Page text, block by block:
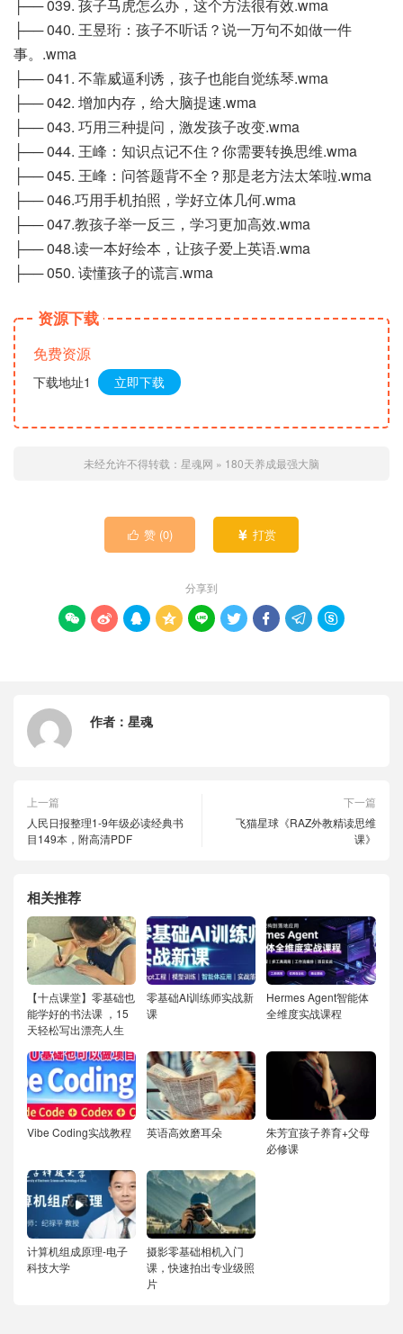
├── 039. 孩子马虎怎么办，这个方法很有效.wma
├── 040. 王昱珩：孩子不听话？说一万句不如做一件
事。.wma
├── 041. 不靠威逼利诱，孩子也能自觉练琴.wma
├── 042. 增加内存，给大脑提速.wma
├── 043. 巧用三种提问，激发孩子改变.wma
├── 044. 王峰：知识点记不住？你需要转换思维.wma
├── 045. 王峰：问答题背不全？那是老方法太笨啦.wma
├── 046.巧用手机拍照，学好立体几何.wma
├── 047.教孩子举一反三，学习更加高效.wma
├── 048.读一本好绘本，让孩子爱上英语.wma
├── 050. 读懂孩子的谎言.wma
资源下载
免费资源
下载地址1 立即下载
未经允许不得转载： 星魂网 » 180天养成最强大脑
 赞 (0)  打赏
分享到
        
作者： 星魂
上一篇
人民日报整理1-9年级必读经典书
目149本，附高清PDF
下一篇
飞猫星球《RAZ外教精读思维
课》
相关推荐
【十点课堂】零基础也
能学好的书法课 ，15
天轻松写出漂亮人生
零基础AI训练师实战新
课
Hermes Agent智能体
全维度实战课程
Vibe Coding实战教程 英语高效磨耳朵
朱芳宜孩子养育+父母
必修课
计算机组成原理-电子
科技大学
摄影零基础相机入门
课，快速拍出专业级照
片